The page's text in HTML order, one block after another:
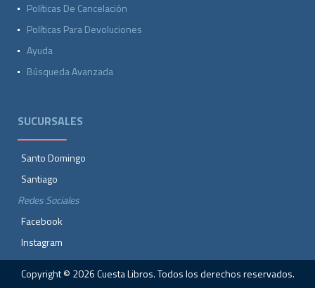
Políticas De Cancelación
Políticas Para Devoluciones
Ayuda
Búsqueda Avanzada
SUCURSALES
Santo Domingo
Santiago
Redes Sociales
Facebook
Instagram
Copyright © 2026 Cuesta Libros. Todos los derechos reservados.